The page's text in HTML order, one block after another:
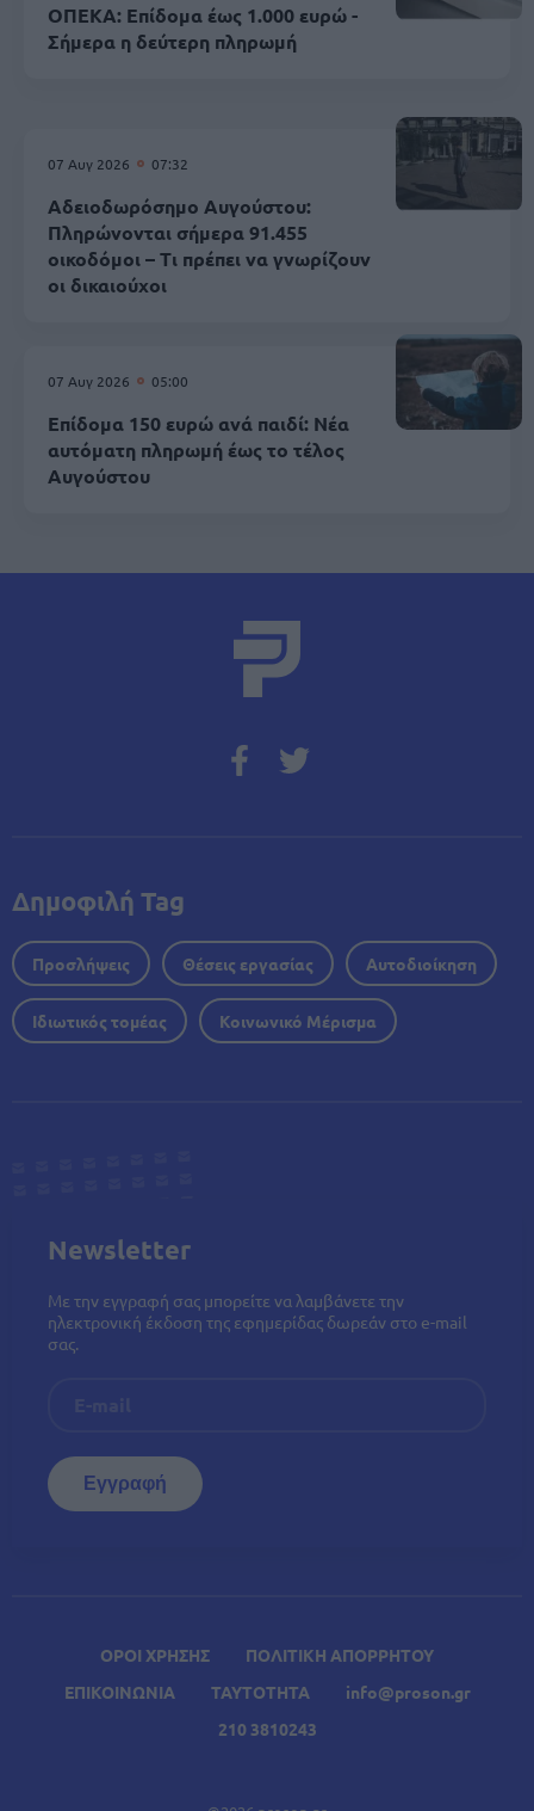
ΟΠΕΚΑ: Επίδομα έως 1.000 ευρώ -
Σήμερα η δεύτερη πληρωμή
07 Αυγ 2026 07:32
Αδειοδωρόσημο Αυγούστου:
Πληρώνονται σήμερα 91.455
οικοδόμοι – Τι πρέπει να γνωρίζουν
οι δικαιούχοι
07 Αυγ 2026 05:00
Επίδομα 150 ευρώ ανά παιδί: Νέα
αυτόματη πληρωμή έως το τέλος
Αυγούστου
ΟΡΟΙ ΧΡΗΣΗΣ
ΠΟΛΙΤΙΚΗ ΑΠΟΡΡΗΤΟΥ
ΕΠΙΚΟΙΝΩΝΙΑ
ΤΑΥΤΟΤΗΤΑ
info@proson.gr
210 3810243
Δημοφιλή Tag
Προσλήψεις Θέσεις εργασίας Αυτοδιοίκηση
Ιδιωτικός τομέας Κοινωνικό Μέρισμα
Newsletter
Με την εγγραφή σας μπορείτε να λαμβάνετε την
ηλεκτρονική έκδοση της εφημερίδας δωρεάν στο e-mail
σας.